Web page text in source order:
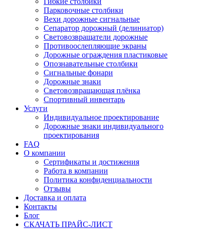
Парковочные столбики
Вехи дорожные сигнальные
Сепаратор дорожный (делиниатор)
Световозвращатели дорожные
Противоослепляющие экраны
Дорожные ограждения пластиковые
Опознавательные столбики
Сигнальные фонари
Дорожные знаки
Световозвращающая плёнка
Спортивный инвентарь
Услуги
Индивидуальное проектирование
Дорожные знаки индивидуального
проектирования
FAQ
О компании
Сертификаты и достижения
Работа в компании
Политика конфиденциальности
Отзывы
Доставка и оплата
Контакты
Блог
СКАЧАТЬ ПРАЙС-ЛИСТ